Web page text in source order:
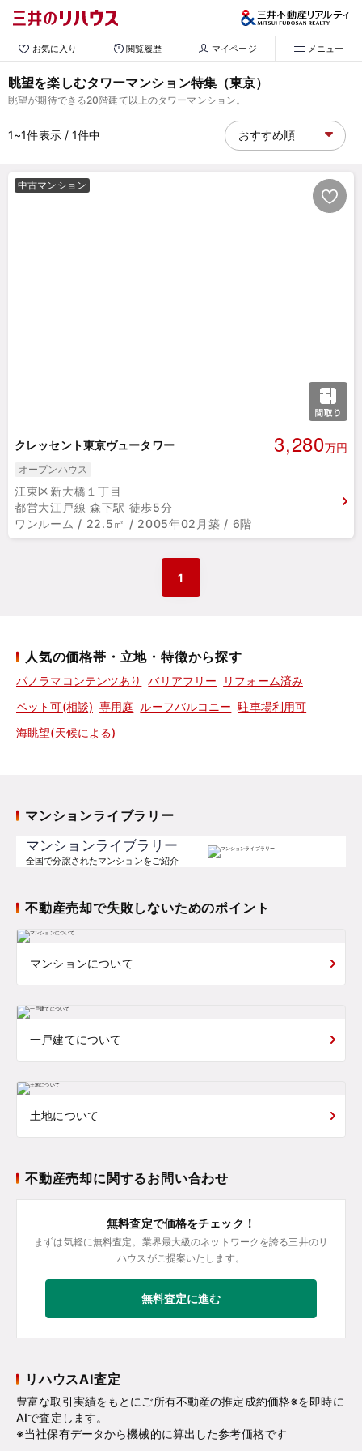
お気に入り 閲覧履歴 マイページ メニュー
眺望を楽しむタワーマンション特集（東京）
眺望が期待できる20階建て以上のタワーマンション。
1~1件表示/ 1件中
中古マンション
クレッセント東京ヴュータワー 3,280万円
オープンハウス
江東区新大橋１丁目
都営大江戸線 森下駅 徒歩5分
ワンルーム / 22.5㎡ / 2005年02月築 / 6階
1
人気の価格帯・立地・特徴から探す
パノラマコンテンツあり バリアフリー
リフォーム済み
ペット可(相談) 専用庭 ルーフバルコニー 駐車場利用可
海眺望(天候による)
マンションライブラリー
マンションライブラリー
全国で分譲されたマンションをご紹介
不動産売却で失敗しないためのポイント
マンションについて
一戸建てについて
土地について
不動産売却に関するお問い合わせ
無料査定で価格をチェック！
まずは気軽に無料査定。業界最大級のネットワークを誇る三井のリ
ハウスがご提案いたします。
無料査定に進む
リハウスAI査定
豊富な取引実績をもとにご所有不動産の推定成約価格※を即時に
AIで査定します。
※当社保有データから機械的に算出した参考価格です